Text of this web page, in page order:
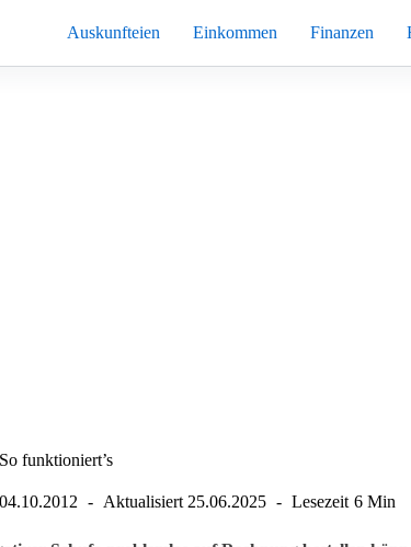
Auskunfteien Einkommen Finanzen
funktioniert’s
04.10.2012 Aktualisiert 25.06.2025 Lesezeit 6 Min